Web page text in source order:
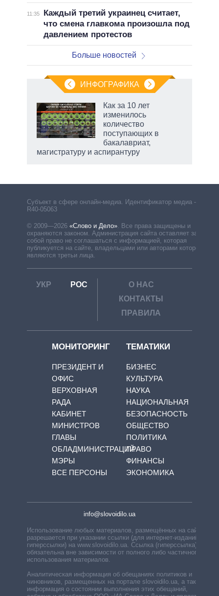
11:35
Каждый третий украинец считает,
что смена главкома произошла под
давлением протестов
Больше новостей
ИНФОГРАФИКА
Как за 10 лет
изменилось
количество
поступающих в
бакалавриат,
магистратуру и аспирантуру
Субъект в сфере онлайн-медиа. Идентификатор медиа –
R40-05063
© 2009—2026 «Слово и Дело». Все права защищены и
охраняются законом. Администрация сайта оставляет за
собой право не соглашаться с информацией, которая
публикуется на сайте, владельцами или авторами которой
являются третьи лица.
УКР РОС
О НАС
КОНТАКТЫ
ПРАВИЛА
МОНИТОРИНГ
ПРЕЗИДЕНТ И
ОФИС
ВЕРХОВНАЯ
РАДА
КАБИНЕТ
МИНИСТРОВ
ГЛАВЫ
ОБЛАДМИНИСТРАЦИЙ
МЭРЫ
ВСЕ ПЕРСОНЫ
ТЕМАТИКИ
БИЗНЕС
КУЛЬТУРА
НАУКА
НАЦИОНАЛЬНАЯ
БЕЗОПАСНОСТЬ
ОБЩЕСТВО
ПОЛИТИКА
ПРАВО
ФИНАНСЫ
ЭКОНОМИКА
info@slovoidilo.ua
Использование любых материалов, размещённых на сайте,
разрешается при указании ссылки (для интернет-изданий —
гиперссылки) на www.slovoidilo.ua. Ссылка (гиперссылка)
обязательна вне зависимости от полного либо частичного
использования материалов.
Аналитическая информация об обещаниях политиков и
чиновников, размещенных на портале slovoidilo.ua, а также
информация о состоянии выполнения этих обещаний,